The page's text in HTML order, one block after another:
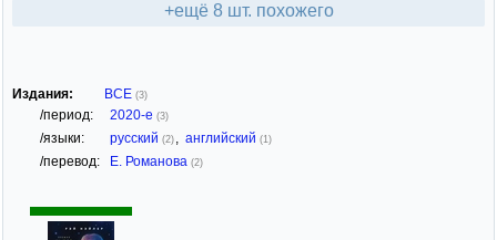
+ещё 8 шт. похожего
Издания: ВСЕ (3)
/период: 2020-е (3)
/языки: русский (2) , английский (1)
/перевод: Е. Романова (2)